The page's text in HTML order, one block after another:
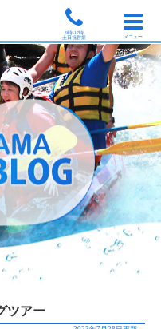
9時-17時
土日祝営業
メニュー
ツアー